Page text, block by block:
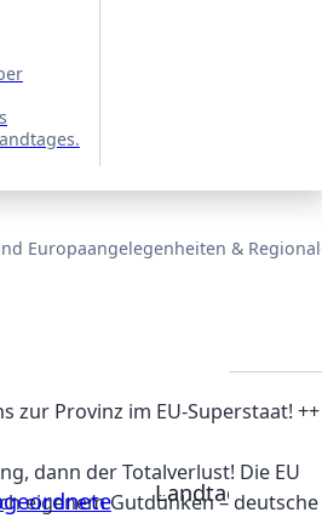
Landtag
Europaangelegenheiten &
zur Provinz im EU-Superstaat! ++
dann der Totalverlust! Die EU
eigenem Gutdünken – deutsche